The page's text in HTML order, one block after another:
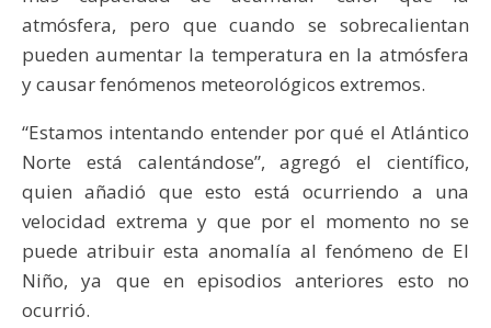
atmósfera, pero que cuando se sobrecalientan
pueden aumentar la temperatura en la atmósfera
y causar fenómenos meteorológicos extremos.
“Estamos intentando entender por qué el Atlántico
Norte está calentándose”, agregó el científico,
quien añadió que esto está ocurriendo a una
velocidad extrema y que por el momento no se
puede atribuir esta anomalía al fenómeno de El
Niño, ya que en episodios anteriores esto no
ocurrió.